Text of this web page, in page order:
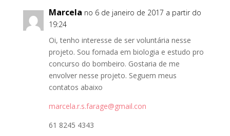
Marcela no 6 de janeiro de 2017 a partir do
19:24
Oi, tenho interesse de ser voluntária nesse
projeto. Sou fornada em biologia e estudo pro
concurso do bombeiro. Gostaria de me
envolver nesse projeto. Seguem meus
contatos abaixo
marcela.r.s.farage@gmail.con
61 8245 4343